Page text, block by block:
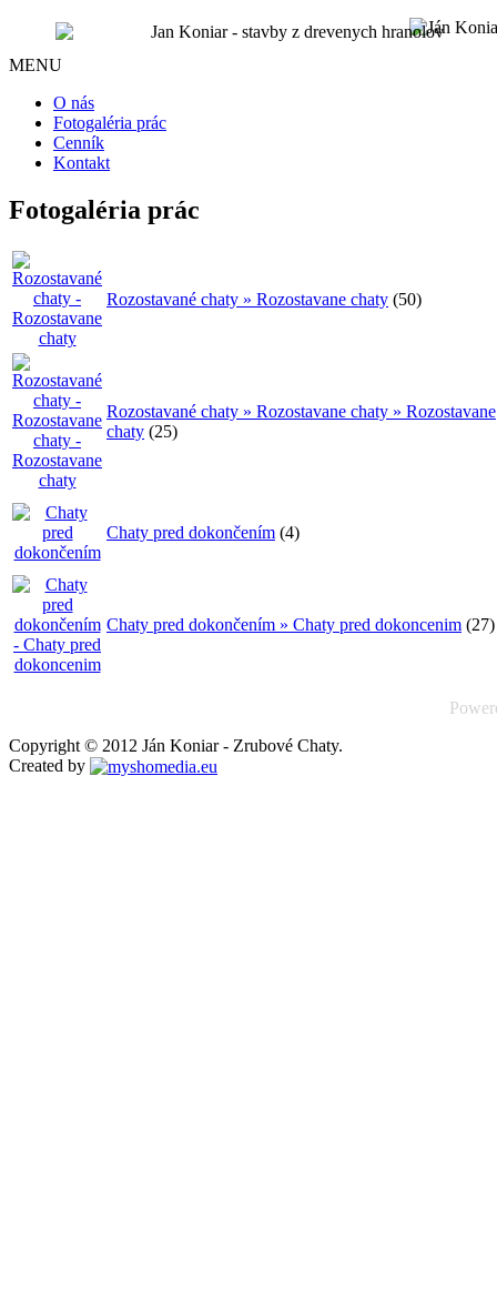
MENU
O nás
Fotogaléria prác
Cenník
Kontakt
Fotogaléria prác
Rozostavané chaty » Rozostavane chaty (50)
Rozostavané chaty » Rozostavane chaty » Rozostavane
chaty (25)
Chaty pred dokončením (4)
Chaty pred dokončením » Chaty pred dokoncenim (27)
Copyright © 2012 Ján Koniar - Zrubové Chaty.
Created by